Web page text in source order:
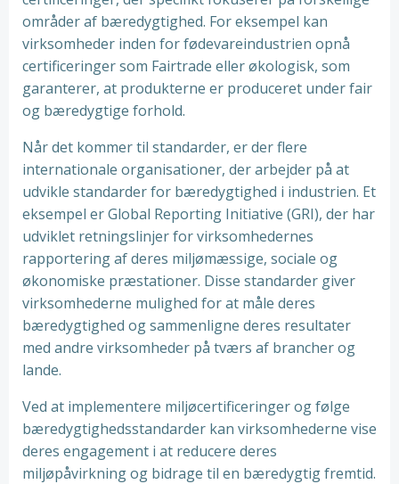
områder af bæredygtighed. For eksempel kan
virksomheder inden for fødevareindustrien opnå
certificeringer som Fairtrade eller økologisk, som
garanterer, at produkterne er produceret under fair
og bæredygtige forhold.
Når det kommer til standarder, er der flere
internationale organisationer, der arbejder på at
udvikle standarder for bæredygtighed i industrien. Et
eksempel er Global Reporting Initiative (GRI), der har
udviklet retningslinjer for virksomhedernes
rapportering af deres miljømæssige, sociale og
økonomiske præstationer. Disse standarder giver
virksomhederne mulighed for at måle deres
bæredygtighed og sammenligne deres resultater
med andre virksomheder på tværs af brancher og
lande.
Ved at implementere miljøcertificeringer og følge
bæredygtighedsstandarder kan virksomhederne vise
deres engagement i at reducere deres
miljøpåvirkning og bidrage til en bæredygtig fremtid.